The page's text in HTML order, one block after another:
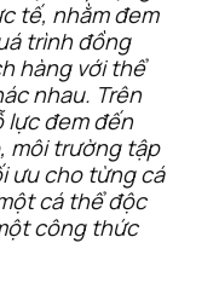
tế, nhằm đem
trình đồng
hàng với thể
nhau. Trên
lực đem đến
môi trường tập
ưu cho từng cá
cá thể độc
công thức